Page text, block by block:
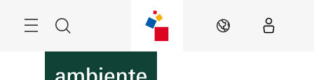
Suche DE